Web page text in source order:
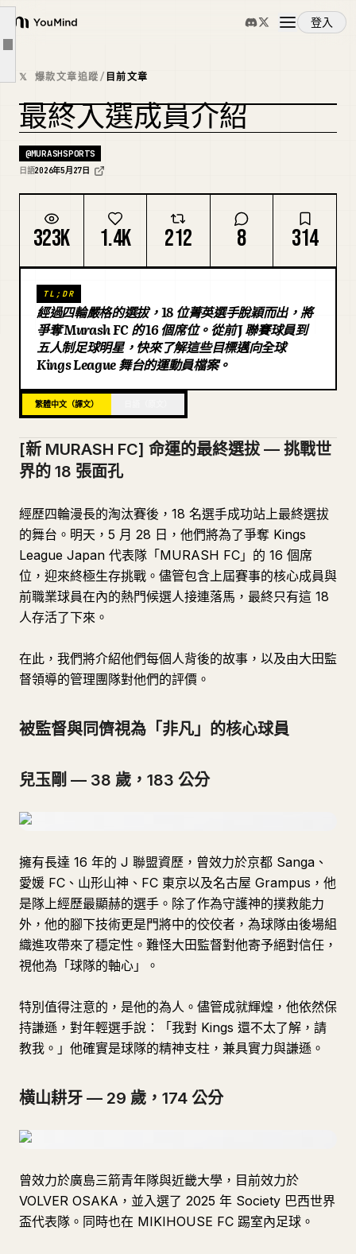
YouMind
登入
概覽
使用案例
技能
提示詞
下載
文章大綱
小田涼平 — 26 歲，171 公分
濱本一輝 — 27 歲，184 公分
谷田充 — 28 歲，170 公分
林田大和 — 25 歲，178 公分
箱崎優也 — 31 歲，172 公分
縣捷平 — 31 歲，184 公分
江川雅伸 — 29 歲，173 公分
宮内駿介 — 22 歲，172 公分
深谷圭佑 — 27 歲，183 公分
邁向命運的 5 月 28 日
𝕏 爆款文章追蹤/ 目前文章
最終入選成員介紹
@MURASHSPORTS
日語2026年5月27日
323K 1.4K 212 8 314
TL;DR
經過四輪嚴格的選拔，18 位菁英選手脫穎而出，將
爭奪 Murash FC 的 16 個席位。從前 J 聯賽球員到
五人制足球明星，快來了解這些目標邁向全球
Kings League 舞台的運動員檔案。
繁體中文（譯文）
[新 MURASH FC] 命運的最終選拔 — 挑戰世
界的 18 張面孔
經歷四輪漫長的淘汰賽後，18 名選手成功站上最終選拔
的舞台。明天，5 月 28 日，他們將為了爭奪 Kings
League Japan 代表隊「MURASH FC」的 16 個席
位，迎來終極生存挑戰。儘管包含上屆賽事的核心成員與
前職業球員在內的熱門候選人接連落馬，最終只有這 18
人存活了下來。
在此，我們將介紹他們每個人背後的故事，以及由大田監
督領導的管理團隊對他們的評價。
被監督與同儕視為「非凡」的核心球員
兒玉剛 — 38 歲，183 公分
擁有長達 16 年的 J 聯盟資歷，曾效力於京都 Sanga、
愛媛 FC、山形山神、FC 東京以及名古屋 Grampus，他
是隊上經歷最顯赫的選手。除了作為守護神的撲救能力
外，他的腳下技術更是門將中的佼佼者，為球隊由後場組
織進攻帶來了穩定性。難怪大田監督對他寄予絕對信任，
視他為「球隊的軸心」。
特別值得注意的，是他的為人。儘管成就輝煌，他依然保
持謙遜，對年輕選手說：「我對 Kings 還不太了解，請
教我。」他確實是球隊的精神支柱，兼具實力與謙遜。
横山耕牙 — 29 歲，174 公分
曾效力於廣島三箭青年隊與近畿大學，目前效力於
VOLVER OSAKA，並入選了 2025 年 Society 巴西世界
盃代表隊。同時也在 MIKIHOUSE FC 踢室內足球。